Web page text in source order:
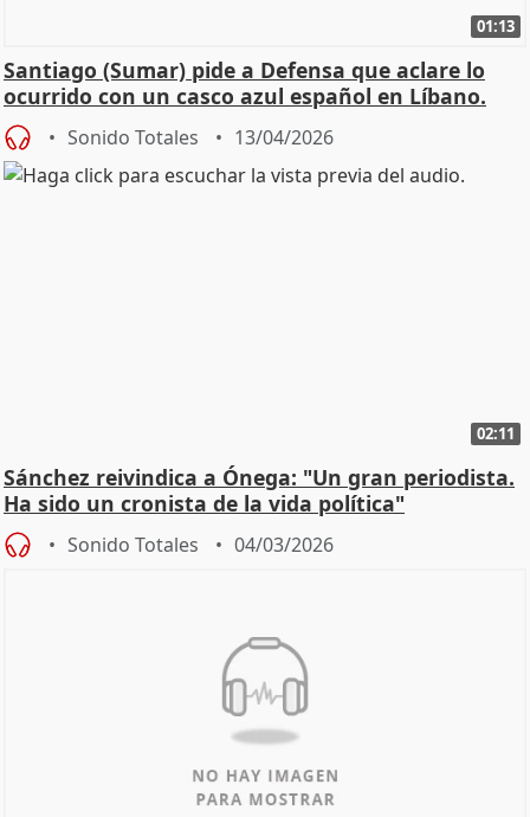
01:13
Santiago (Sumar) pide a Defensa que aclare lo
ocurrido con un casco azul español en Líbano.
Sonido Totales 13/04/2026
02:11
Sánchez reivindica a Ónega: "Un gran periodista.
Ha sido un cronista de la vida política"
Sonido Totales 04/03/2026